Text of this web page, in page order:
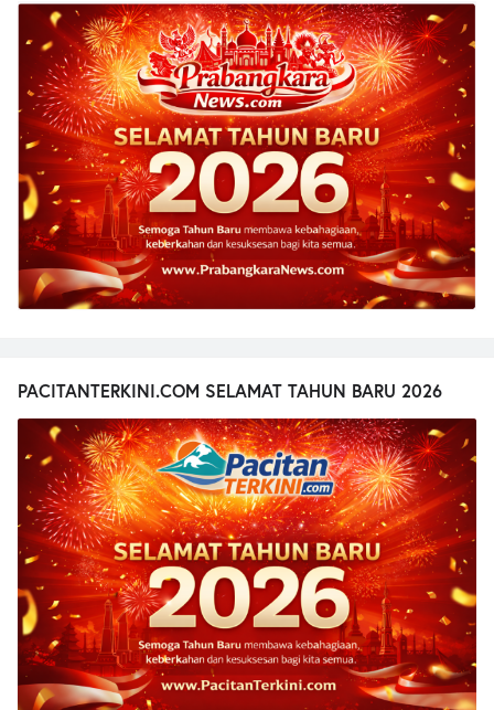
PACITANTERKINI.COM SELAMAT TAHUN BARU 2026